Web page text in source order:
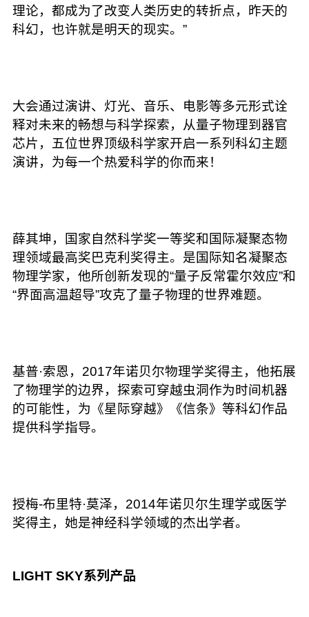
理论，都成为了改变人类历史的转折点，昨天的
科幻，也许就是明天的现实。”
大会通过演讲、灯光、音乐、电影等多元形式诠
释对未来的畅想与科学探索，从量子物理到器官
芯片，五位世界顶级科学家开启一系列科幻主题
演讲，为每一个热爱科学的你而来！
薛其坤，国家自然科学奖一等奖和国际凝聚态物
理领域最高奖巴克利奖得主。是国际知名凝聚态
物理学家，他所创新发现的“量子反常霍尔效应”和
“界面高温超导”攻克了量子物理的世界难题。
基普·索恩，2017年诺贝尔物理学奖得主，他拓展
了物理学的边界，探索可穿越虫洞作为时间机器
的可能性，为《星际穿越》《信条》等科幻作品
提供科学指导。
授梅-布里特·莫泽，2014年诺贝尔生理学或医学
奖得主，她是神经科学领域的杰出学者。
LIGHT SKY系列产品